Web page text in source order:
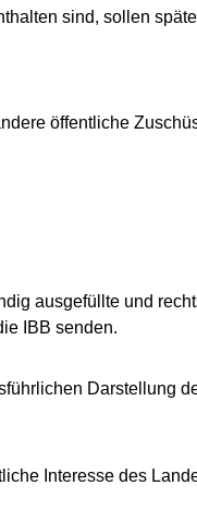
sind, sollen
öffentliche
ausgefüllte und
IBB senden.
Darstellung
Interesse des